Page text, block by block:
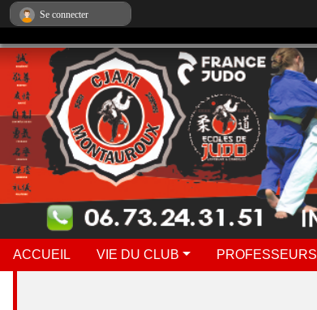
ACCUEIL VIE DU CLUB PROFESSEURS
Se connecter
Panneau de gestion des cookies